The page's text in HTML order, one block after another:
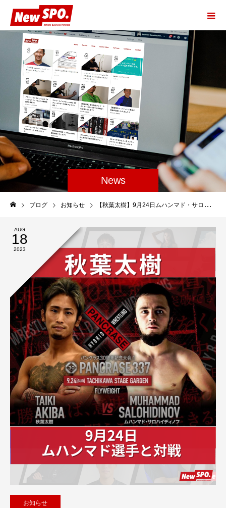
News
ブログ お知らせ 【秋葉太樹】9月24日ムハンマド・サロハイディノフ選手と対戦！
AUG
18
2023
お知らせ